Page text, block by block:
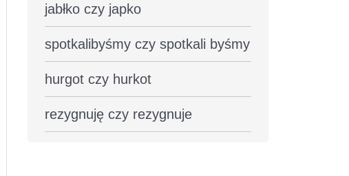
jabłko czy japko
spotkalibyśmy czy spotkali byśmy
hurgot czy hurkot
rezygnuję czy rezygnuje